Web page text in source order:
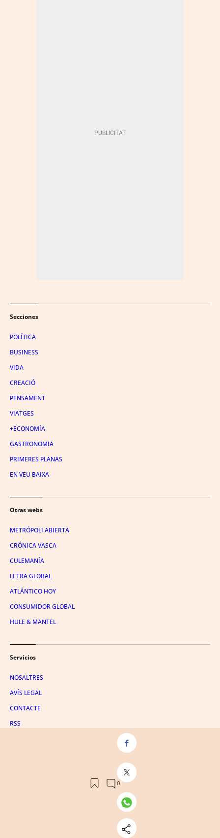
Secciones
POLÍTICA
BUSINESS
VIDA
CREACIÓ
PENSAMENT
VIATGES
+ECONOMÍA
GASTRONOMIA
PRIMERES PLANAS
EN VEU BAIXA
Otras webs
METRÓPOLI ABIERTA
CRÓNICA VASCA
CULEMANÍA
LETRA GLOBAL
ATLÁNTICO HOY
CONSUMIDOR GLOBAL
HULE & MANTEL
Servicios
NOSALTRES
AVÍS LEGAL
CONTACTE
RSS